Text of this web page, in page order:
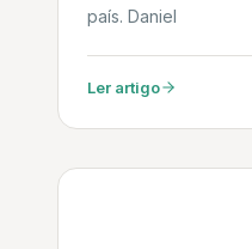
país. Daniel
Ler artigo